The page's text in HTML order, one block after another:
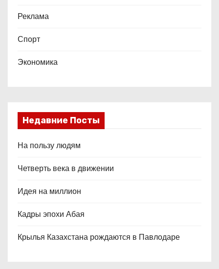
Реклама
Спорт
Экономика
Недавние Посты
На пользу людям
Четверть века в движении
Идея на миллион
Кадры эпохи Абая
Крылья Казахстана рождаются в Павлодаре